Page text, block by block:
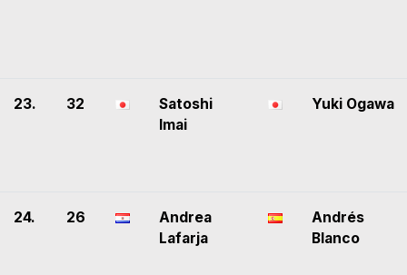
23. 32
Satoshi
Imai
Yuki Ogawa
24. 26
Andrea
Lafarja
Andrés
Blanco